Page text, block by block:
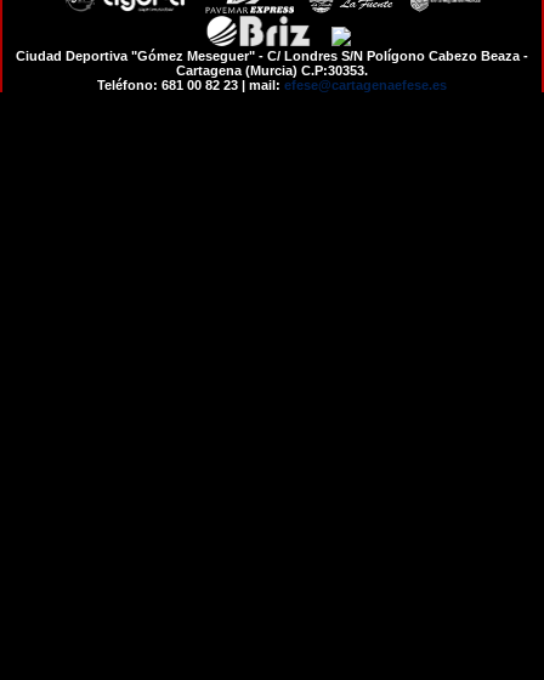
Ciudad Deportiva "Gómez Meseguer" - C/ Londres S/N Polígono Cabezo Beaza -
Cartagena (Murcia) C.P:30353.
Teléfono: 681 00 82 23 | mail: efese@cartagenaefese.es